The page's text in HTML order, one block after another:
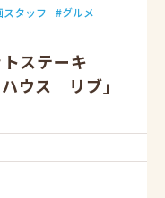
タッフ
グルメ
ステーキ
ウス リブ」